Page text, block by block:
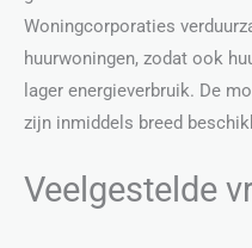
Woningcorporaties
huurwoningen, zodat ook
lager energieverbruik. De
zijn inmiddels breed
Veelgestelde